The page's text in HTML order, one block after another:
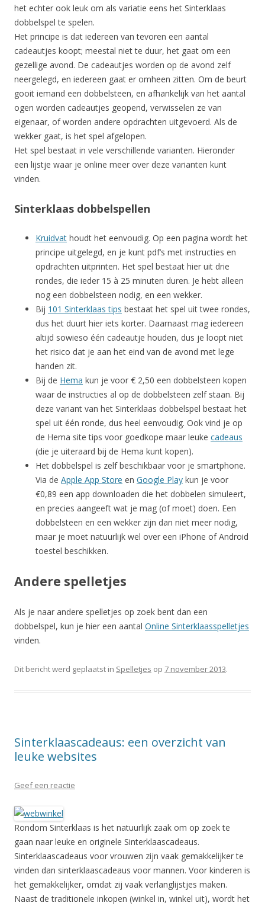
het echter ook leuk om als variatie eens het Sinterklaas
dobbelspel te spelen.
Het principe is dat iedereen van tevoren een aantal
cadeautjes koopt; meestal niet te duur, het gaat om een
gezellige avond. De cadeautjes worden op de avond zelf
neergelegd, en iedereen gaat er omheen zitten. Om de beurt
gooit iemand een dobbelsteen, en afhankelijk van het aantal
ogen worden cadeautjes geopend, verwisselen ze van
eigenaar, of worden andere opdrachten uitgevoerd. Als de
wekker gaat, is het spel afgelopen.
Het spel bestaat in vele verschillende varianten. Hieronder
een lijstje waar je online meer over deze varianten kunt
vinden.
Sinterklaas dobbelspellen
Kruidvat houdt het eenvoudig. Op een pagina wordt het
principe uitgelegd, en je kunt pdf’s met instructies en
opdrachten uitprinten. Het spel bestaat hier uit drie
rondes, die ieder 15 à 25 minuten duren. Je hebt alleen
nog een dobbelsteen nodig, en een wekker.
Bij 101 Sinterklaas tips bestaat het spel uit twee rondes,
dus het duurt hier iets korter. Daarnaast mag iedereen
altijd sowieso één cadeautje houden, dus je loopt niet
het risico dat je aan het eind van de avond met lege
handen zit.
Bij de Hema kun je voor € 2,50 een dobbelsteen kopen
waar de instructies al op de dobbelsteen zelf staan. Bij
deze variant van het Sinterklaas dobbelspel bestaat het
spel uit één ronde, dus heel eenvoudig. Ook vind je op
de Hema site tips voor goedkope maar leuke cadeaus
(die je uiteraard bij de Hema kunt kopen).
Het dobbelspel is zelf beschikbaar voor je smartphone.
Via de Apple App Store en Google Play kun je voor
€0,89 een app downloaden die het dobbelen simuleert,
en precies aangeeft wat je mag (of moet) doen. Een
dobbelsteen en een wekker zijn dan niet meer nodig,
maar je moet natuurlijk wel over een iPhone of Android
toestel beschikken.
Andere spelletjes
Als je naar andere spelletjes op zoek bent dan een
dobbelspel, kun je hier een aantal Online Sinterklaasspelletjes
vinden.
Dit bericht werd geplaatst in Spelletjes op 7 november 2013.
Sinterklaascadeaus: een overzicht van
leuke websites
Geef een reactie
Rondom Sinterklaas is het natuurlijk zaak om op zoek te
gaan naar leuke en originele Sinterklaascadeaus.
Sinterklaascadeaus voor vrouwen zijn vaak gemakkelijker te
vinden dan sinterklaascadeaus voor mannen. Voor kinderen is
het gemakkelijker, omdat zij vaak verlanglijstjes maken.
Naast de traditionele inkopen (winkel in, winkel uit), wordt het